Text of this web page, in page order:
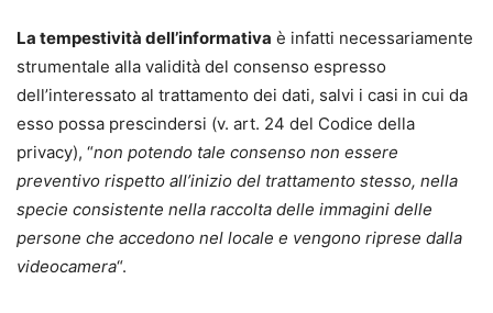
La tempestività dell’informativa è infatti necessariamente
strumentale alla validità del consenso espresso
dell’interessato al trattamento dei dati, salvi i casi in cui da
esso possa prescindersi (v. art. 24 del Codice della
privacy), “non potendo tale consenso non essere
preventivo rispetto all’inizio del trattamento stesso, nella
specie consistente nella raccolta delle immagini delle
persone che accedono nel locale e vengono riprese dalla
videocamera“.